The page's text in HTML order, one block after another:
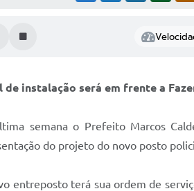
de instalação será em frente a
semana o Prefeito Marcos
do projeto do novo posto
entreposto terá sua ordem de